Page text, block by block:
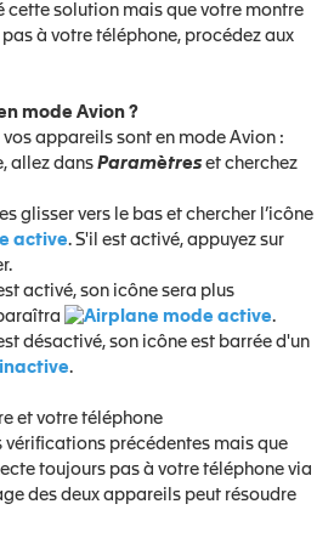
cette solution mais que votre montre
à votre téléphone, procédez aux
mode Avion ?
appareils sont en mode Avion :
allez dans Paramètres et cherchez
glisser vers le bas et chercher l’icône
. S'il est activé, appuyez sur
activé, son icône sera plus
.
désactivé, son icône est barrée d'un
.
et votre téléphone
vérifications précédentes mais que
toujours pas à votre téléphone via
des deux appareils peut résoudre